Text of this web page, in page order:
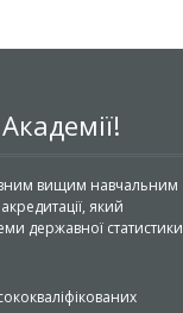
вищим навчальним
який
державної статистики